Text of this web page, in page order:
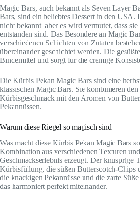
Magic Bars, auch bekannt als Seven Layer
Bars, sind ein beliebtes Dessert in den USA.
nicht bekannt, aber es wird vermutet, dass sie
entstanden sind. Das Besondere an Magic
verschiedenen Schichten von Zutaten
übereinander geschichtet werden. Die
Bindemittel und sorgt für die cremige
Die Kürbis Pekan Magic Bars sind eine
klassischen Magic Bars. Sie kombinieren den
Kürbisgeschmack mit den Aromen von
Pekannüssen.
Warum diese Riegel so magisch sind
Was macht diese Kürbis Pekan Magic Bars
Kombination aus verschiedenen Texturen
Geschmackserlebnis erzeugt. Der knusprige
Kürbisfüllung, die süßen Butterscotch-Chips
die knackigen Pekannüsse und die zarte
das harmoniert perfekt miteinander.